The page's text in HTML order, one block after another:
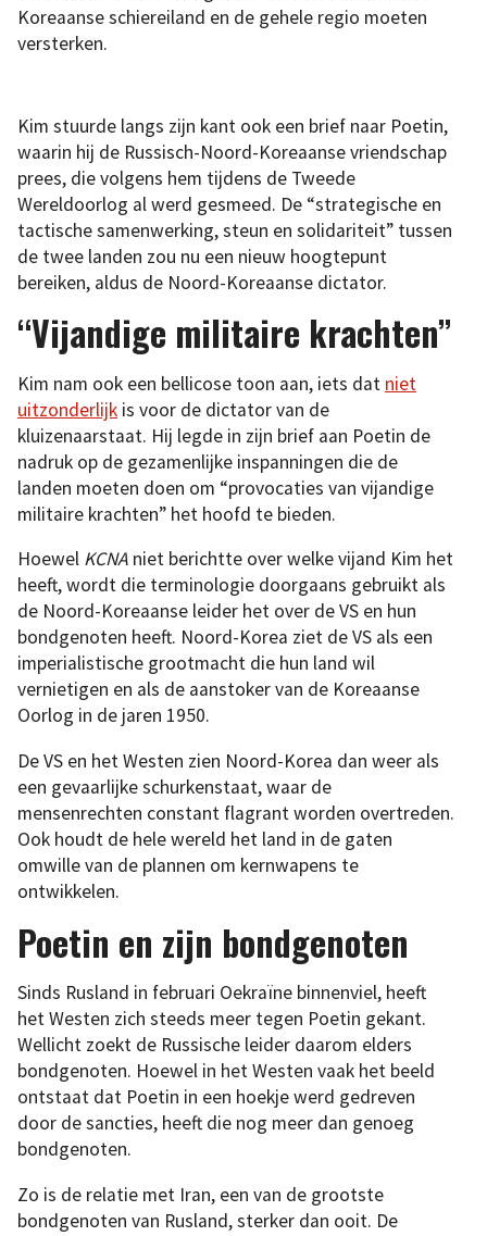
Koreaanse schiereiland en de gehele regio moeten
versterken.
Kim stuurde langs zijn kant ook een brief naar Poetin,
waarin hij de Russisch-Noord-Koreaanse vriendschap
prees, die volgens hem tijdens de Tweede
Wereldoorlog al werd gesmeed. De “strategische en
tactische samenwerking, steun en solidariteit” tussen
de twee landen zou nu een nieuw hoogtepunt
bereiken, aldus de Noord-Koreaanse dictator.
“Vijandige militaire krachten”
Kim nam ook een bellicose toon aan, iets dat niet
uitzonderlijk is voor de dictator van de
kluizenaarstaat. Hij legde in zijn brief aan Poetin de
nadruk op de gezamenlijke inspanningen die de
landen moeten doen om “provocaties van vijandige
militaire krachten” het hoofd te bieden.
Hoewel KCNA niet berichtte over welke vijand Kim het
heeft, wordt die terminologie doorgaans gebruikt als
de Noord-Koreaanse leider het over de VS en hun
bondgenoten heeft. Noord-Korea ziet de VS als een
imperialistische grootmacht die hun land wil
vernietigen en als de aanstoker van de Koreaanse
Oorlog in de jaren 1950.
De VS en het Westen zien Noord-Korea dan weer als
een gevaarlijke schurkenstaat, waar de
mensenrechten constant flagrant worden overtreden.
Ook houdt de hele wereld het land in de gaten
omwille van de plannen om kernwapens te
ontwikkelen.
Poetin en zijn bondgenoten
Sinds Rusland in februari Oekraïne binnenviel, heeft
het Westen zich steeds meer tegen Poetin gekant.
Wellicht zoekt de Russische leider daarom elders
bondgenoten. Hoewel in het Westen vaak het beeld
ontstaat dat Poetin in een hoekje werd gedreven
door de sancties, heeft die nog meer dan genoeg
bondgenoten.
Zo is de relatie met Iran, een van de grootste
bondgenoten van Rusland, sterker dan ooit. De